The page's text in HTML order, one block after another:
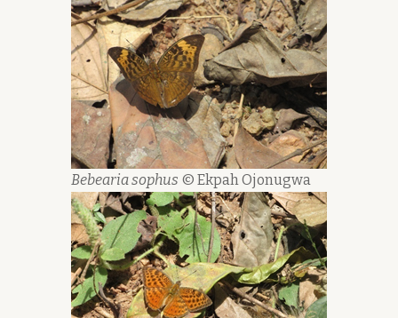
Bebearia sophus © Ekpah Ojonugwa